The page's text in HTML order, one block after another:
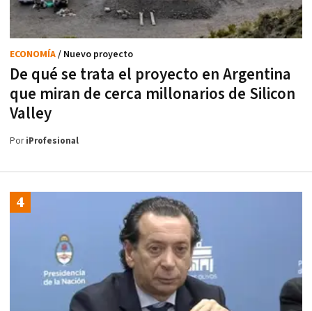
De qué se trata el proyecto en Argentina
que miran de cerca millonarios de Silicon
Valley
ECONOMÍA/ Nuevo proyecto
PoriProfesional